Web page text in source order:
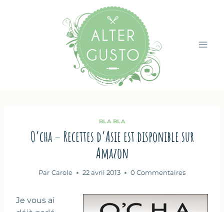
BLA BLA
O’cha – Recettes d’Asie est disponible sur
Amazon
Par Carole 22 avril 2013 0 Commentaires
Je vous ai